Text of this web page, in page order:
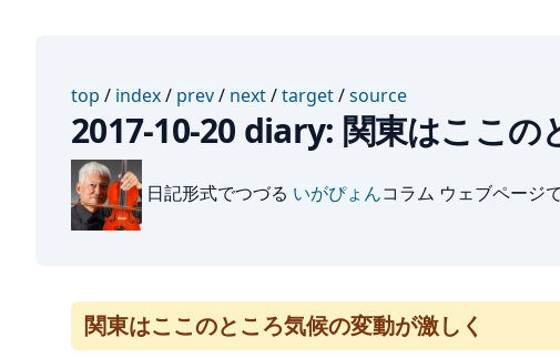
top / index/ prev/ next/target/source
2017-10-20 diary: 関東はここの
日記形式でつづる いがぴょんコラム ウェブページで
関東はここのところ気候の変動が激しく